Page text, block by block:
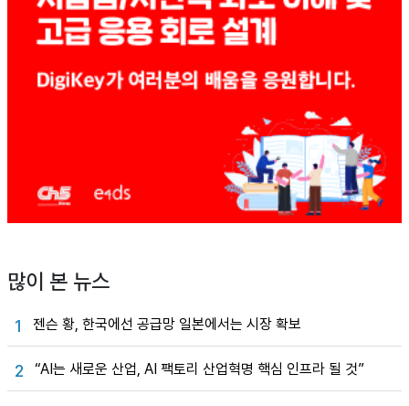
많이 본 뉴스
1 젠슨 황, 한국에선 공급망 일본에서는 시장 확보
2 “AI는 새로운 산업, AI 팩토리 산업혁명 핵심 인프라 될 것”